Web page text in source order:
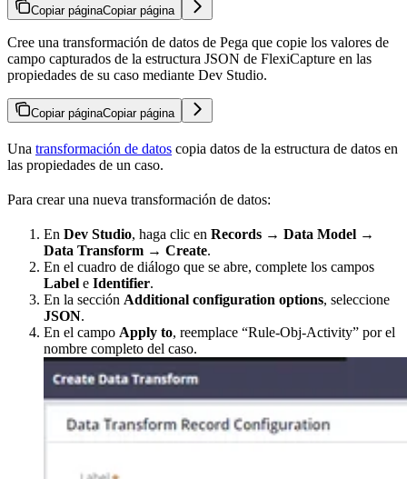
Copiar páginaCopiar página
Cree una transformación de datos de Pega que copie los valores de
campo capturados de la estructura JSON de FlexiCapture en las
propiedades de su caso mediante Dev Studio.
Copiar páginaCopiar página
Una transformación de datos copia datos de la estructura de datos en
las propiedades de un caso.
Para crear una nueva transformación de datos:
En Dev Studio, haga clic en Records → Data Model →
Data Transform → Create.
En el cuadro de diálogo que se abre, complete los campos
Label e Identifier.
En la sección Additional configuration options, seleccione
JSON.
En el campo Apply to, reemplace “Rule-Obj-Activity” por el
nombre completo del caso.